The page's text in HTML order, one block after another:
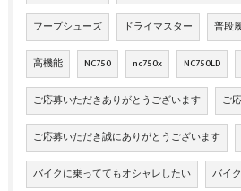
フープシューズ ドライマスター 普段
高機能 NC750 nc750x NC750LD
ご応募いただきありがとうございます ご
ご応募いただき誠にありがとうございます
バイクに乗っててもオシャレしたい バイ